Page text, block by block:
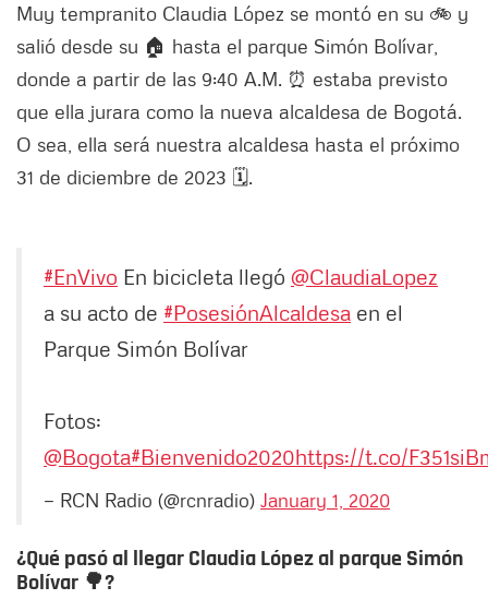
Muy tempranito Claudia López se montó en su 🚲 y
salió desde su 🏠 hasta el parque Simón Bolívar,
donde a partir de las 9:40 A.M. ⏰ estaba previsto
que ella jurara como la nueva alcaldesa de Bogotá.
O sea, ella será nuestra alcaldesa hasta el próximo
31 de diciembre de 2023 🗓.
#EnVivo En bicicleta llegó @ClaudiaLopez
a su acto de #PosesiónAlcaldesa en el
Parque Simón Bolívar
Fotos:
@Bogota#Bienvenido2020https://t.co/
— RCN Radio (@rcnradio) January 1, 2020
¿Qué pasó al llegar Claudia López al parque Simón
Bolívar 🌳?